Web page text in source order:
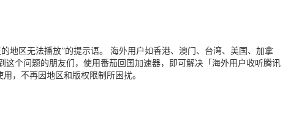
地区无法播放”的提示语。 海外用户如香港、澳门、台湾、美国、加拿
个问题的朋友们，使用番茄回国加速器，即可解决「海外用户收听腾讯
，不再因地区和版权限制所困扰。